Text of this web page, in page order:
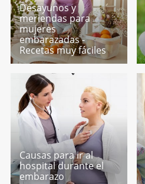
Desayunos y
meriendas para
mujeres
embarazadas -
Recetas muy fáciles
Causas para ir al
hospital durante el
embarazo